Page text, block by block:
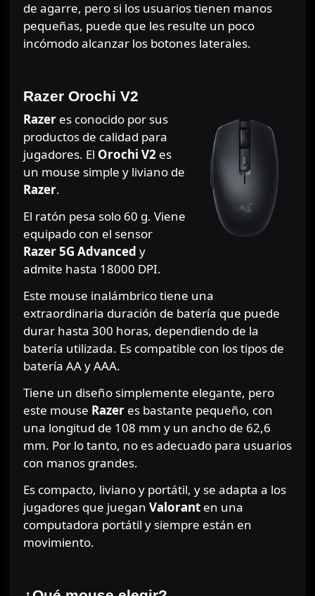
de agarre, pero si los usuarios tienen manos
pequeñas, puede que les resulte un poco
incómodo alcanzar los botones laterales.
Razer Orochi V2
Razeres conocido por sus
productos de calidad para
jugadores. El Orochi V2es
un mouse simple y liviano de
Razer.
El ratón pesa solo 60 g. Viene
equipado con el sensor
Razer 5G Advanced y
admite hasta 18000 DPI.
Este mouse inalámbrico tiene una
extraordinaria duración de batería que puede
durar hasta 300 horas, dependiendo de la
batería utilizada. Es compatible con los tipos de
batería AA y AAA.
Tiene un diseño simplemente elegante, pero
este mouse Razeres bastante pequeño, con
una longitud de 108 mm y un ancho de 62,6
mm. Por lo tanto, no es adecuado para usuarios
con manos grandes.
Es compacto, liviano y portátil, y se adapta a los
jugadores que juegan Valoranten una
computadora portátil y siempre están en
movimiento.